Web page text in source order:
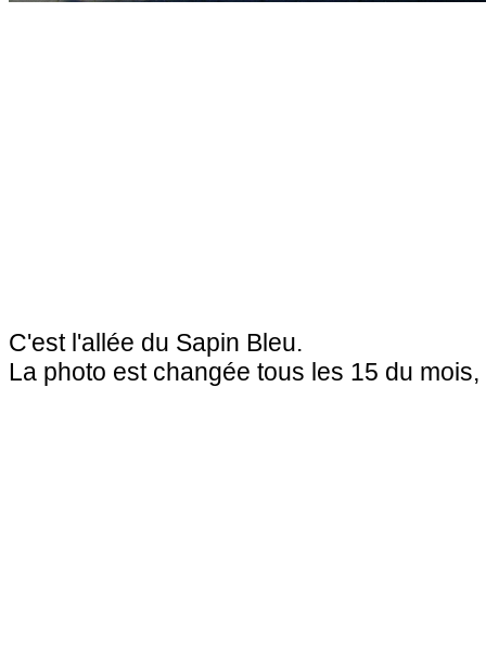
C'est l'allée du Sapin Bleu.
La photo est changée tous les 15 du